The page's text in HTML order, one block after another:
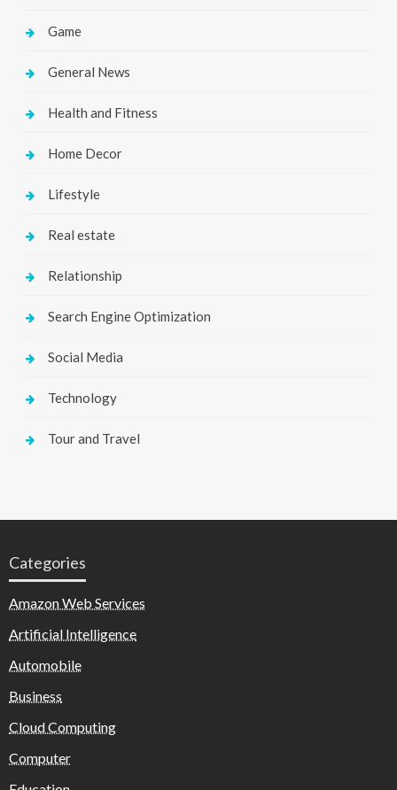
Game
General News
Health and Fitness
Home Decor
Lifestyle
Real estate
Relationship
Search Engine Optimization
Social Media
Technology
Tour and Travel
Categories
Amazon Web Services
Artificial Intelligence
Automobile
Business
Cloud Computing
Computer